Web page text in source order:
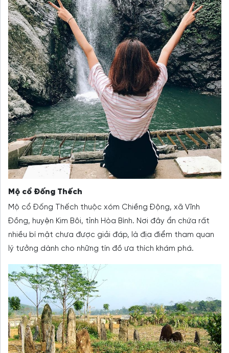
Mộ cổ Đống Thếch
Mộ cổ Đống Thếch thuộc xóm Chiềng Động, xã Vĩnh
Đồng, huyện Kim Bôi, tỉnh Hòa Bình. Nơi đây ẩn chứa rất
nhiều bí mật chưa được giải đáp, là địa điểm tham quan
lý tưởng dành cho những tín đồ ưa thích khám phá.